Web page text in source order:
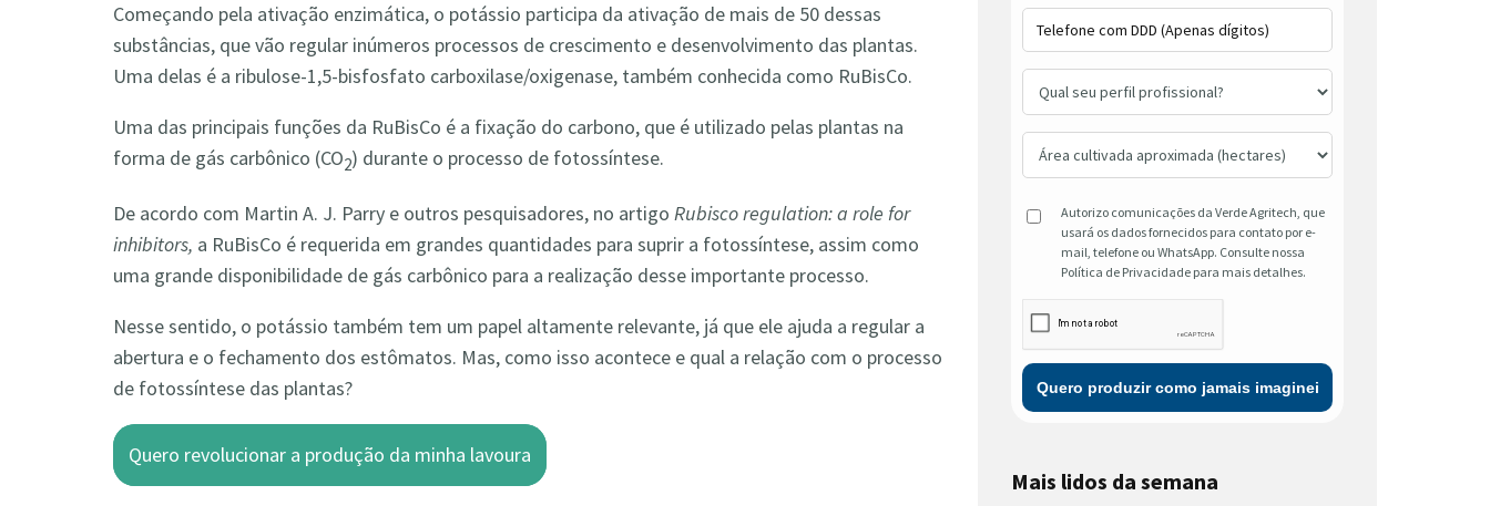
Começando pela ativação enzimática, o potássio participa da ativação de mais de 50 dessas
substâncias, que vão regular inúmeros processos de crescimento e desenvolvimento das plantas.
Uma delas é a ribulose-1,5-bisfosfato carboxilase/oxigenase, também conhecida como RuBisCo.
Uma das principais funções da RuBisCo é a fixação do carbono, que é utilizado pelas plantas na
forma de gás carbônico (CO2) durante o processo de fotossíntese.
De acordo com Martin A. J. Parry e outros pesquisadores, no artigo Rubisco regulation: a role for
inhibitors, a RuBisCo é requerida em grandes quantidades para suprir a fotossíntese, assim como
uma grande disponibilidade de gás carbônico para a realização desse importante processo.
Nesse sentido, o potássio também tem um papel altamente relevante, já que ele ajuda a regular a
abertura e o fechamento dos estômatos. Mas, como isso acontece e qual a relação com o processo
de fotossíntese das plantas?
Quero revolucionar a produção da minha lavoura
Autorizo comunicações da Verde Agritech, que
usará os dados fornecidos para contato por e-
mail, telefone ou WhatsApp. Consulte nossa
Política de Privacidade para mais detalhes.
Mais lidos da semana